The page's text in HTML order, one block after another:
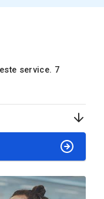
service. 7